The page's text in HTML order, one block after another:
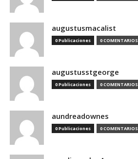
augustusmacalist
0 Publicaciones 0 COMENTARIOS
augustusstgeorge
0 Publicaciones 0 COMENTARIOS
aundreadownes
0 Publicaciones 0 COMENTARIOS